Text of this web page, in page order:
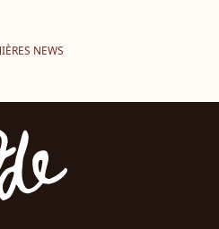
NEWS